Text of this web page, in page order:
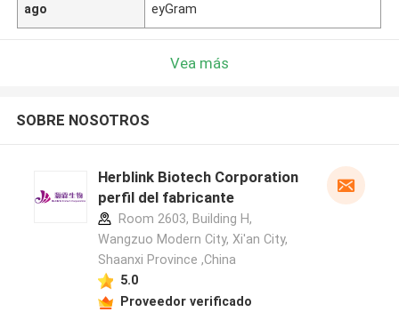
ago
eyGram
Vea más
SOBRE NOSOTROS
Herblink Biotech Corporation
perfil del fabricante
Room 2603, Building H,
Wangzuo Modern City, Xi'an City,
Shaanxi Province ,China
5.0
Proveedor verificado